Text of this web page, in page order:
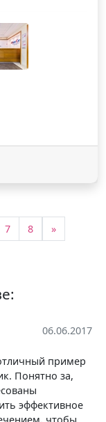
7 8 »
06.06.2017
пример
Понятно за,
эффективное